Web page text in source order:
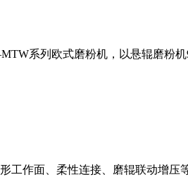
系列欧式磨粉机，以悬辊磨粉
工作面、柔性连接、磨辊联动增压